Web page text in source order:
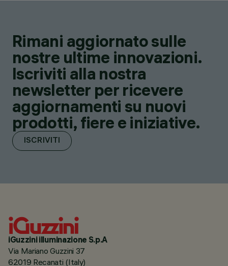
Rimani aggiornato sulle
nostre ultime innovazioni.
Iscriviti alla nostra
newsletter per ricevere
aggiornamenti su nuovi
prodotti, fiere e iniziative.
ISCRIVITI
iGuzzini illuminazione S.p.A
Via Mariano Guzzini 37
62019 Recanati (Italy)